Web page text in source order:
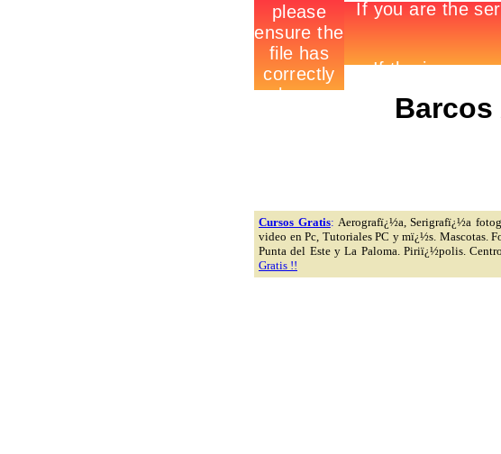
Barcos
Cursos Gratis: Aerografï¿½a, Serigrafï¿½a
video en Pc, Tutoriales PC y mï¿½s. Mascotas.
Punta del Este y La Paloma. Piriï¿½polis.
Gratis !!